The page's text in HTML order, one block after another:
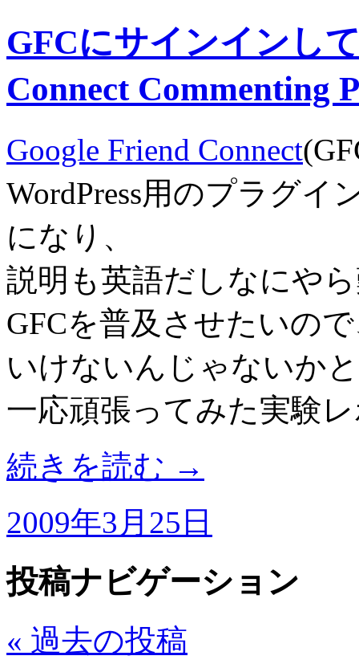
GFCにサインインし
Connect Commenting
Google Friend Connect
WordPress用のプラグ
になり、
説明も英語だしなにや
GFCを普及させたいの
いけないんじゃないか
一応頑張ってみた実験
続きを読む →
2009年3月25日
投稿ナビゲーション
« 過去の投稿